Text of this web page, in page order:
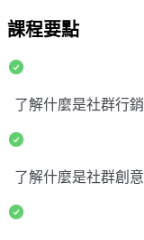
課程要點
了解什麼是社群行銷
了解什麼是社群創意